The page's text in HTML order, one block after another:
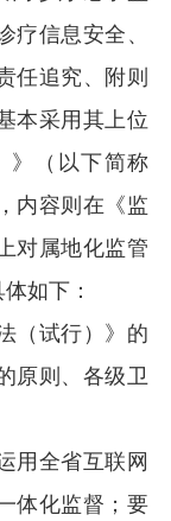
疗信息安全、
任追究、附则
本采用其上位
》（以下简称
内容则在《监
对属地化监管
如下：
试行）》的
原则、各级卫
全省互联网
体化监督；要